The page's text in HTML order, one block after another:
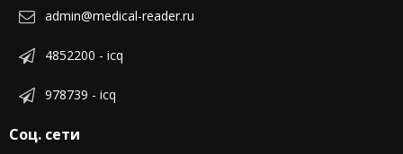
admin@medical-reader.ru
4852200 - icq
978739 - icq
Соц. сети